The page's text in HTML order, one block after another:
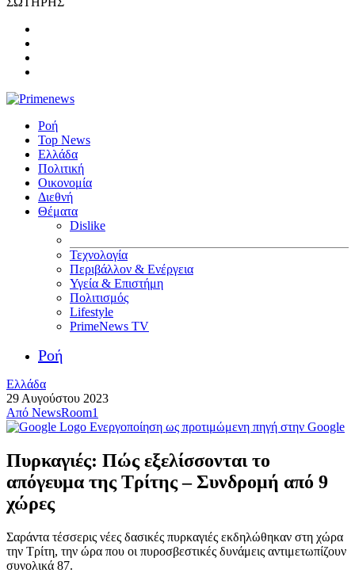
Ροή
Top News
Ελλάδα
Πολιτική
Οικονομία
Διεθνή
Θέματα
Dislike
Τεχνολογία
Περιβάλλον & Ενέργεια
Υγεία & Επιστήμη
Πολιτισμός
Lifestyle
PrimeNews TV
Ροή
Ελλάδα
29 Αυγούστου 2023
Από NewsRoom1
Ενεργοποίηση ως προτιμώμενη πηγή στην Google
Πυρκαγιές: Πώς εξελίσσονται το
απόγευμα της Τρίτης – Συνδρομή από 9
χώρες
Σαράντα τέσσερις νέες δασικές πυρκαγιές εκδηλώθηκαν στη χώρα
την Τρίτη, την ώρα που οι πυροσβεστικές δυνάμεις αντιμετωπίζουν
συνολικά 87.